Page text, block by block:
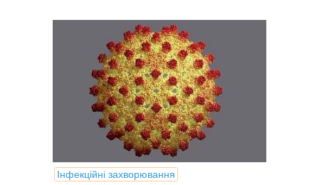
Інфекційні захворювання